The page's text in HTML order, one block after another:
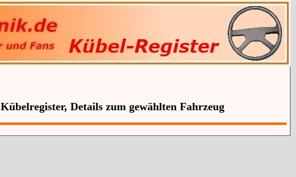
Kübelregister, Details zum gewählten Fahrzeug